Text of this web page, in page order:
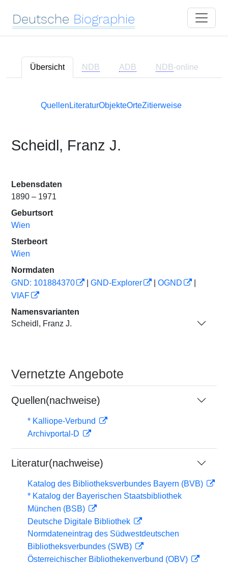
Deutsche Biographie
Übersicht NDB ADB NDB-online
Quellen LiteraturObjekteOrteZitierweise
Scheidl, Franz J.
Lebensdaten
1890 – 1971
Geburtsort
Wien
Sterbeort
Wien
Normdaten
GND: 101884370
GND-Explorer OGND
VIAF
Namensvarianten
Scheidl, Franz J.
Vernetzte Angebote
Quellen(nachweise)
* Kalliope-Verbund
Archivportal-D
Literatur(nachweise)
Katalog des Bibliotheksverbundes Bayern (BVB)
* Katalog der Bayerischen Staatsbibliothek
München (BSB)
Deutsche Digitale Bibliothek
Normdateneintrag des Südwestdeutschen
Bibliotheksverbundes (SWB)
Österreichischer Bibliothekenverbund (OBV)